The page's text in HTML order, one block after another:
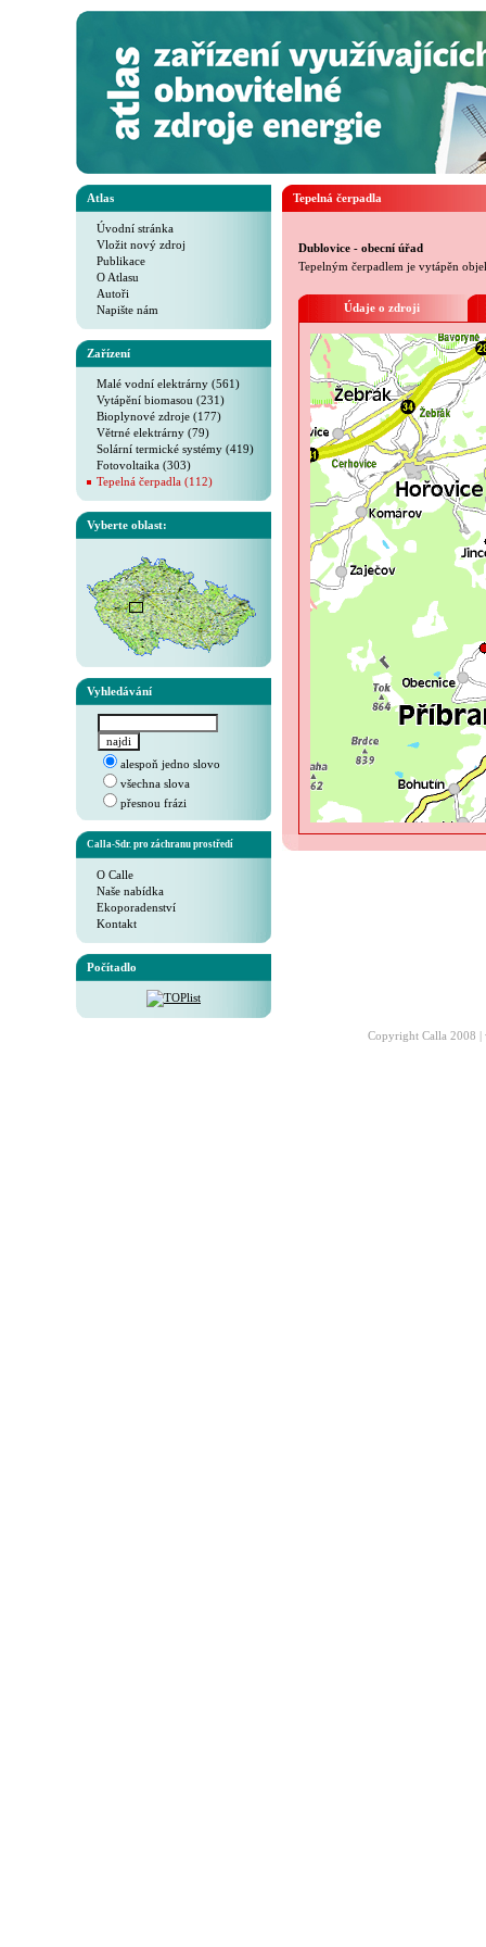
Atlas
Úvodní stránka
Vložit nový zdroj
Publikace
O Atlasu
Autoři
Napište nám
Zařízení
Malé vodní elektrárny (561)
Vytápění biomasou (231)
Bioplynové zdroje (177)
Větrné elektrárny (79)
Solární termické systémy (419)
Fotovoltaika (303)
Tepelná čerpadla (112)
Vyberte oblast:
Vyhledávání
alespoň jedno slovo
všechna slova
přesnou frázi
Calla-Sdr. pro záchranu prostředí
O Calle
Naše nabídka
Ekoporadenství
Kontakt
Počítadlo
Tepelná čerpadla
Dublovice - obecní úřad
Tepelným čerpadlem je vytápěn
Údaje o zdroji
Copyright Calla 2008 |